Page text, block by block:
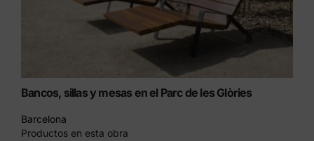
Bancos, sillas y mesas en el Parc de les Glòries
Barcelona
Productos en esta obra